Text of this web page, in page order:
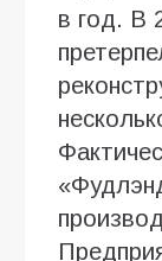
в год. В